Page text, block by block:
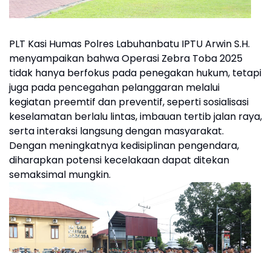
PLT Kasi Humas Polres Labuhanbatu IPTU Arwin S.H.
menyampaikan bahwa Operasi Zebra Toba 2025
tidak hanya berfokus pada penegakan hukum, tetapi
juga pada pencegahan pelanggaran melalui
kegiatan preemtif dan preventif, seperti sosialisasi
keselamatan berlalu lintas, imbauan tertib jalan raya,
serta interaksi langsung dengan masyarakat.
Dengan meningkatnya kedisiplinan pengendara,
diharapkan potensi kecelakaan dapat ditekan
semaksimal mungkin.